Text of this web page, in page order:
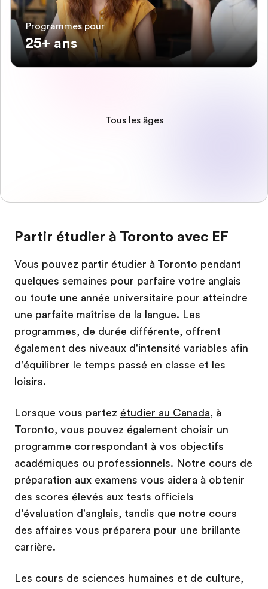
Programmes pour
25+ ans
Tous les âges
Partir étudier à Toronto avec EF
Vous pouvez partir étudier à Toronto pendant
quelques semaines pour parfaire votre anglais
ou toute une année universitaire pour atteindre
une parfaite maîtrise de la langue. Les
programmes, de durée différente, offrent
également des niveaux d'intensité variables afin
d’équilibrer le temps passé en classe et les
loisirs.
Lorsque vous partez étudier au Canada, à
Toronto, vous pouvez également choisir un
programme correspondant à vos objectifs
académiques ou professionnels. Notre cours de
préparation aux examens vous aidera à obtenir
des scores élevés aux tests officiels
d’évaluation d'anglais, tandis que notre cours
des affaires vous préparera pour une brillante
carrière.
Les cours de sciences humaines et de culture,